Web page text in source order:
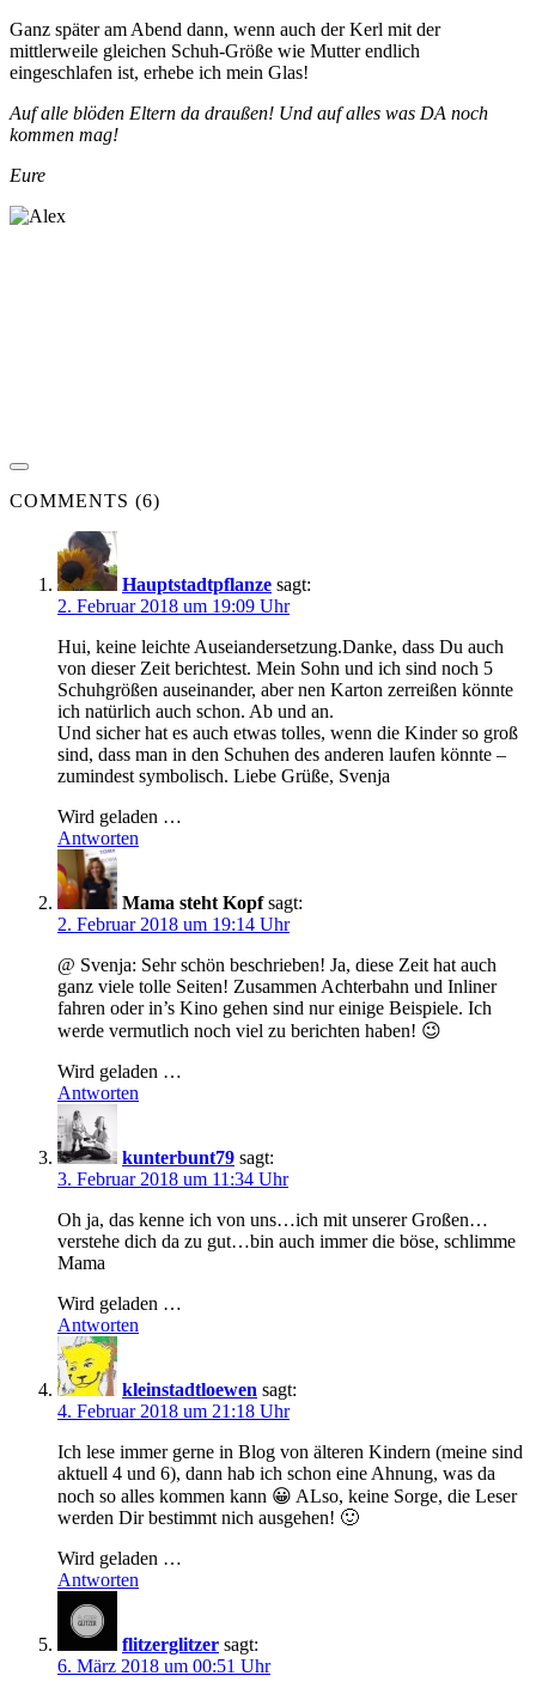
Ganz später am Abend dann, wenn auch der Kerl mit der
mittlerweile gleichen Schuh-Größe wie Mutter endlich
eingeschlafen ist, erhebe ich mein Glas!
Auf alle blöden Eltern da draußen! Und auf alles was DA noch
kommen mag!
Eure
COMMENTS (6)
Hauptstadtpflanze sagt:
2. Februar 2018 um 19:09 Uhr
Hui, keine leichte Auseiandersetzung.Danke, dass Du auch
von dieser Zeit berichtest. Mein Sohn und ich sind noch 5
Schuhgrößen auseinander, aber nen Karton zerreißen könnte
ich natürlich auch schon. Ab und an.
Und sicher hat es auch etwas tolles, wenn die Kinder so groß
sind, dass man in den Schuhen des anderen laufen könnte –
zumindest symbolisch. Liebe Grüße, Svenja
Wird geladen …
Antworten
Mama steht Kopf sagt:
2. Februar 2018 um 19:14 Uhr
@ Svenja: Sehr schön beschrieben! Ja, diese Zeit hat auch
ganz viele tolle Seiten! Zusammen Achterbahn und Inliner
fahren oder in’s Kino gehen sind nur einige Beispiele. Ich
werde vermutlich noch viel zu berichten haben! 😉
Wird geladen …
Antworten
kunterbunt79 sagt:
3. Februar 2018 um 11:34 Uhr
Oh ja, das kenne ich von uns…ich mit unserer Großen…
verstehe dich da zu gut…bin auch immer die böse, schlimme
Mama
Wird geladen …
Antworten
kleinstadtloewen sagt:
4. Februar 2018 um 21:18 Uhr
Ich lese immer gerne in Blog von älteren Kindern (meine sind
aktuell 4 und 6), dann hab ich schon eine Ahnung, was da
noch so alles kommen kann 😀 ALso, keine Sorge, die Leser
werden Dir bestimmt nich ausgehen! 🙂
Wird geladen …
Antworten
flitzerglitzer sagt:
6. März 2018 um 00:51 Uhr